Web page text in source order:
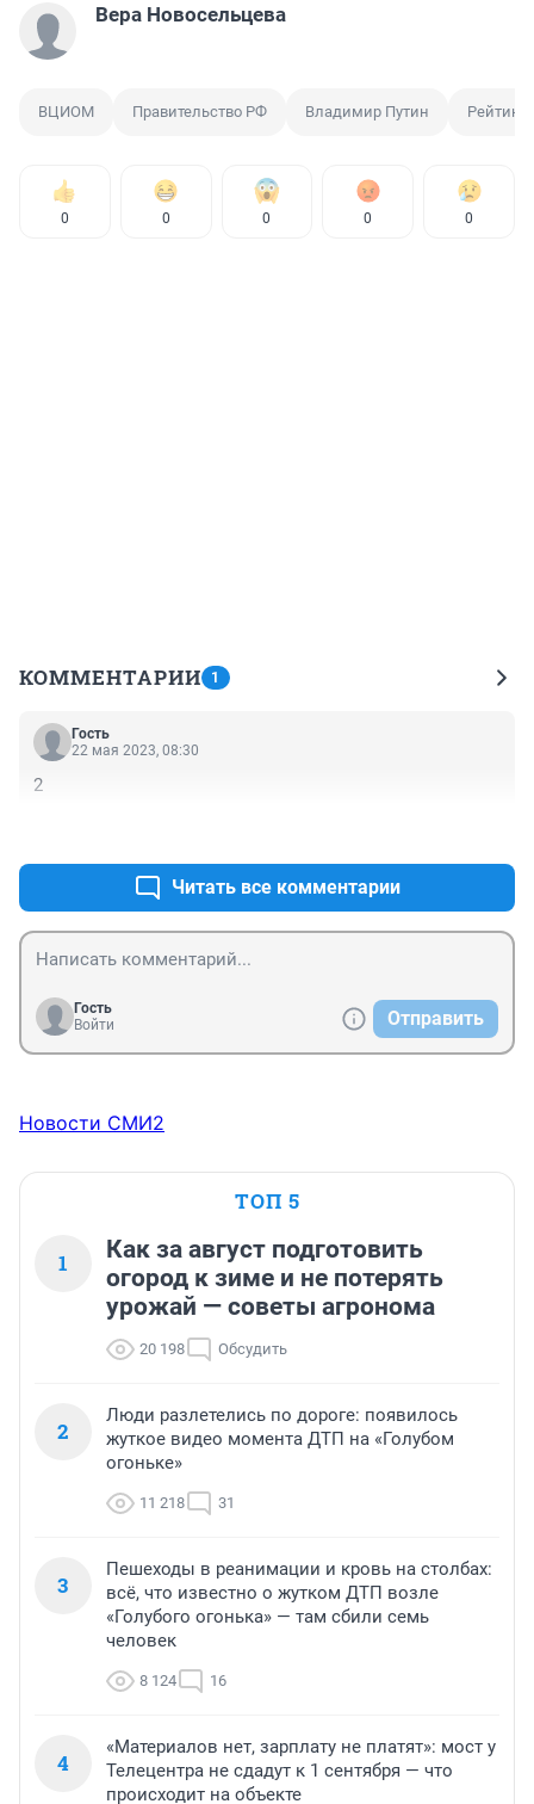
Вера Новосельцева
ВЦИОМ Правительство РФ Владимир Путин Рейтинг
0 0 0 0 0
КОММЕНТАРИИ 1
Гость
22 мая 2023, 08:30
2
Читать все комментарии
Гость
Войти
Отправить
Новости СМИ2
ТОП 5
1
Как за август подготовить
огород к зиме и не потерять
урожай — советы агронома
20 198 Обсудить
2
Люди разлетелись по дороге: появилось
жуткое видео момента ДТП на «Голубом
огоньке»
11 218 31
3
Пешеходы в реанимации и кровь на столбах:
всё, что известно о жутком ДТП возле
«Голубого огонька» — там сбили семь
человек
8 124 16
4
«Материалов нет, зарплату не платят»: мост у
Телецентра не сдадут к 1 сентября — что
происходит на объекте